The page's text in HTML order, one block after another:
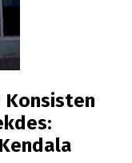
Konsisten